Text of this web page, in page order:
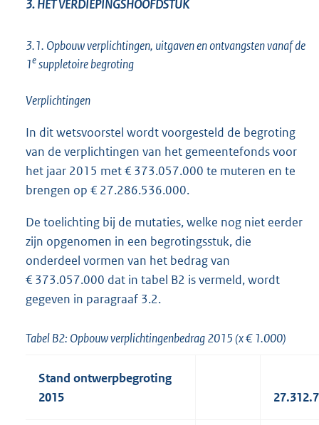
3. HET VERDIEPINGSHOOFDSTUK
3.1. Opbouw verplichtingen, uitgaven en ontvangsten vanaf de
1esuppletoire begroting
Verplichtingen
In dit wetsvoorstel wordt voorgesteld de begroting
van de verplichtingen van het gemeentefonds voor
het jaar 2015 met € 373.057.000 te muteren en te
brengen op € 27.286.536.000.
De toelichting bij de mutaties, welke nog niet eerder
zijn opgenomen in een begrotingsstuk, die
onderdeel vormen van het bedrag van
€ 373.057.000 dat in tabel B2 is vermeld, wordt
gegeven in paragraaf 3.2.
Tabel B2: Opbouw verplichtingenbedrag 2015 (x € 1.000)
Stand ontwerpbegroting
2015